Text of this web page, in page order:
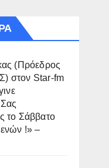
(Πρόεδρος
στον Star-fm
το Σάββατο
!» –